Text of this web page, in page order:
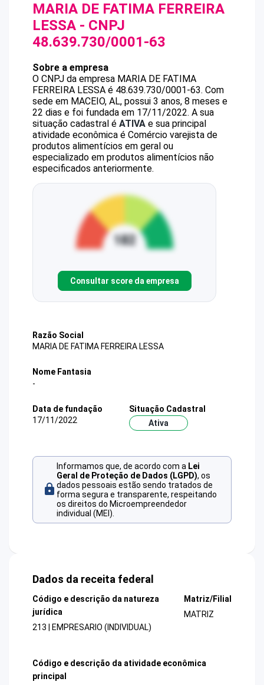
MARIA DE FATIMA FERREIRA
LESSA - CNPJ
48.639.730/0001-63
Sobre a empresa
O CNPJ da empresa MARIA DE FATIMA
FERREIRA LESSA é 48.639.730/0001-63. Com
sede em MACEIO, AL, possui 3 anos, 8 meses e
22 dias e foi fundada em 17/11/2022. A sua
situação cadastral é ATIVA e sua principal
atividade econômica é Comércio varejista de
produtos alimentícios em geral ou
especializado em produtos alimentícios não
especificados anteriormente.
Consultar score da empresa
Razão Social
MARIA DE FATIMA FERREIRA LESSA
Nome Fantasia
-
Data de fundação
17/11/2022
Situação Cadastral
Ativa
Informamos que, de acordo com a Lei
Geral de Proteção de Dados (LGPD), os
dados pessoais estão sendo tratados de
forma segura e transparente, respeitando
os direitos do Microempreendedor
individual (MEI).
Dados da receita federal
Código e descrição da natureza
jurídica
213 | EMPRESARIO (INDIVIDUAL)
Matriz/Filial
MATRIZ
Código e descrição da atividade econômica
principal